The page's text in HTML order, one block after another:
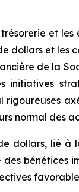
et les
dollars et
de la
initiatives
normal des
dollars, lié
bénéfices